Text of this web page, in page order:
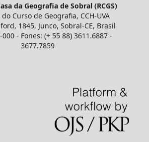
da Geografia de Sobral (RCGS)
Curso de Geografia, CCH-UVA
1845, Junco, Sobral-CE, Brasil
000 - Fones: (+ 55 88) 3611.6887 -
3677.7859